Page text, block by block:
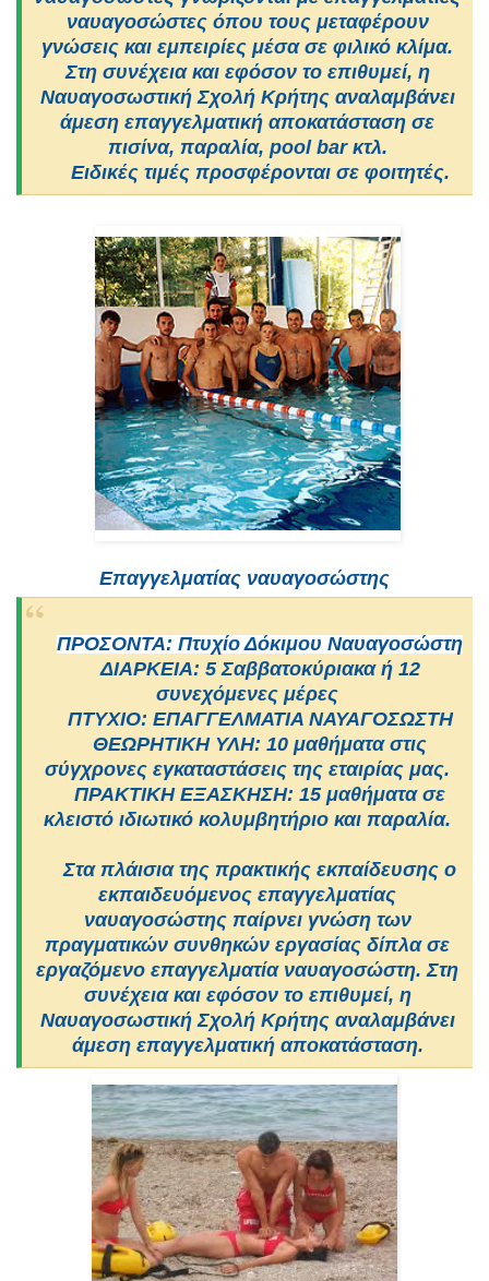
ναυαγοσώστες όπου τους μεταφέρουν
γνώσεις και εμπειρίες μέσα σε φιλικό κλίμα.
Στη συνέχεια και εφόσον το επιθυμεί, η
Ναυαγοσωστική Σχολή Κρήτης αναλαμβάνει
άμεση επαγγελματική αποκατάσταση σε
πισίνα, παραλία, pool bar κτλ.
Ειδικές τιμές προσφέρονται σε φοιτητές.
Επαγγελματίας ναυαγοσώστης
ΠΡΟΣΟΝΤΑ: Πτυχίο Δόκιμου Ναυαγοσώστη
ΔΙΑΡΚΕΙΑ: 5 Σαββατοκύριακα ή 12
συνεχόμενες μέρες
ΠΤΥΧΙΟ: ΕΠΑΓΓΕΛΜΑΤΙΑ ΝΑΥΑΓΟΣΩΣΤΗ
ΘΕΩΡΗΤΙΚΗ ΥΛΗ: 10 μαθήματα στις
σύγχρονες εγκαταστάσεις της εταιρίας μας.
ΠΡΑΚΤΙΚΗ ΕΞΑΣΚΗΣΗ: 15 μαθήματα σε
κλειστό ιδιωτικό κολυμβητήριο και παραλία.
Στα πλάισια της πρακτικής εκπαίδευσης ο
εκπαιδευόμενος επαγγελματίας
ναυαγοσώστης παίρνει γνώση των
πραγματικών συνθηκών εργασίας δίπλα σε
εργαζόμενο επαγγελματία ναυαγοσώστη. Στη
συνέχεια και εφόσον το επιθυμεί, η
Ναυαγοσωστική Σχολή Κρήτης αναλαμβάνει
άμεση επαγγελματική αποκατάσταση.